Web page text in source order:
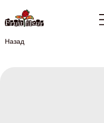
Назад